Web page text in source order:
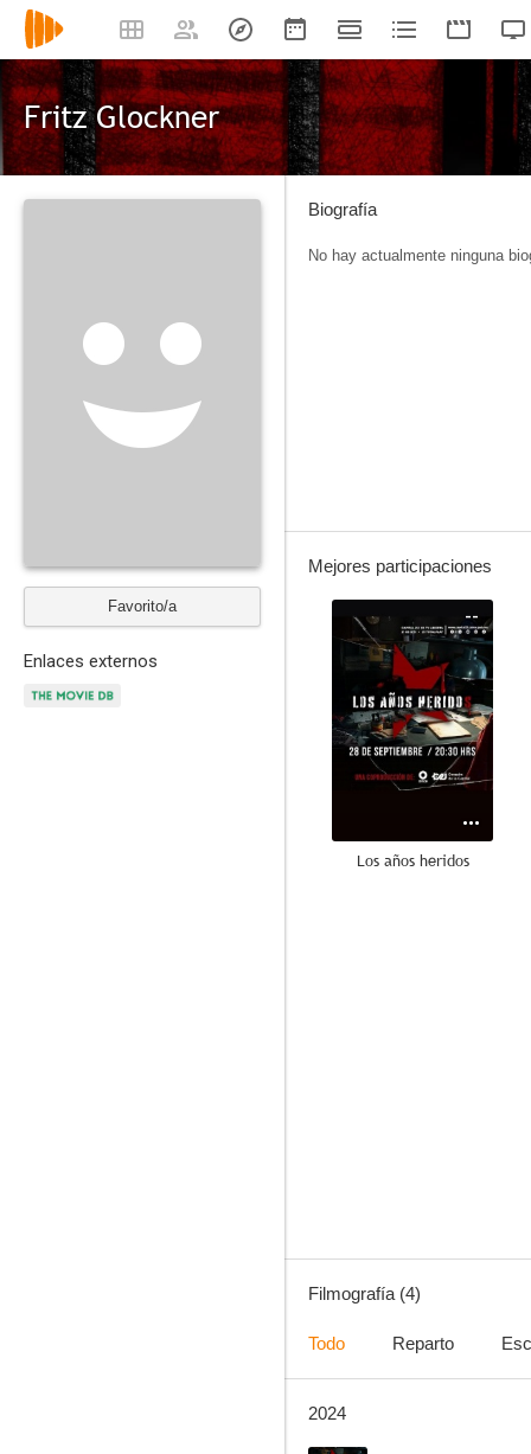
Fritz Glockner
Favorito/a
Enlaces externos
Biografía
No hay actualmente ninguna
Mejores participaciones
--
Los años heridos
Filmografía (4)
Todo Reparto
2024